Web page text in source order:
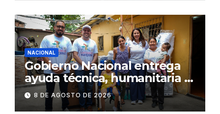
NACIONAL
Gobierno Nacional entrega
ayuda técnica, humanitaria y
Bono Joaquín Gallegos Lara a
familia en situación de
8 DE AGOSTO DE 2026